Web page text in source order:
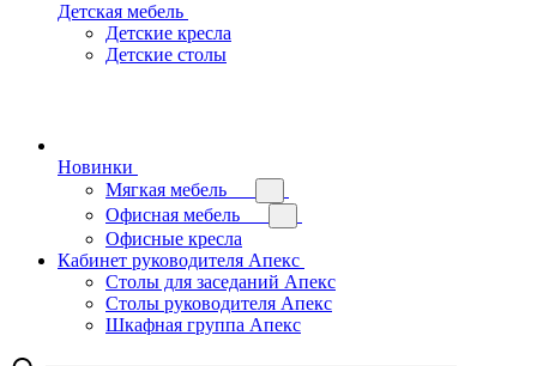
Детская мебель
Детские кресла
Детские столы
Новинки
Мягкая мебель
Офисная мебель
Офисные кресла
Кабинет руководителя Апекс
Столы для заседаний Апекс
Столы руководителя Апекс
Шкафная группа Апекс